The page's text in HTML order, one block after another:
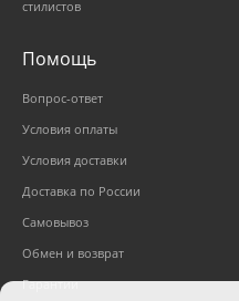
стилистов
Помощь
Вопрос-ответ
Условия оплаты
Условия доставки
Доставка по России
Самовывоз
Обмен и возврат
Гарантии